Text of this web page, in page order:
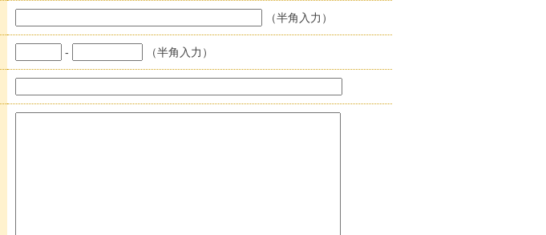
（半角入力）
- （半角入力）